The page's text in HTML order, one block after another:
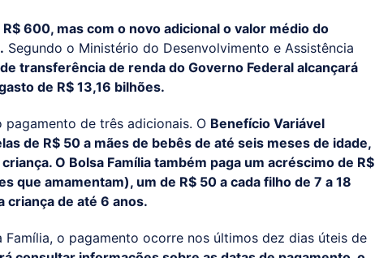
600, mas com o novo adicional o valor médio do
Segundo o Ministério do Desenvolvimento e Assistência
transferência de renda do Governo Federal alcançará
de R$ 13,16 bilhões.
de três adicionais. O Benefício Variável
de R$ 50 a mães de bebês de até seis meses de idade,
O Bolsa Família também paga um acréscimo de R$
que amamentam), um de R$ 50 a cada filho de 7 a 18
criança de até 6 anos.
o pagamento ocorre nos últimos dez dias úteis de